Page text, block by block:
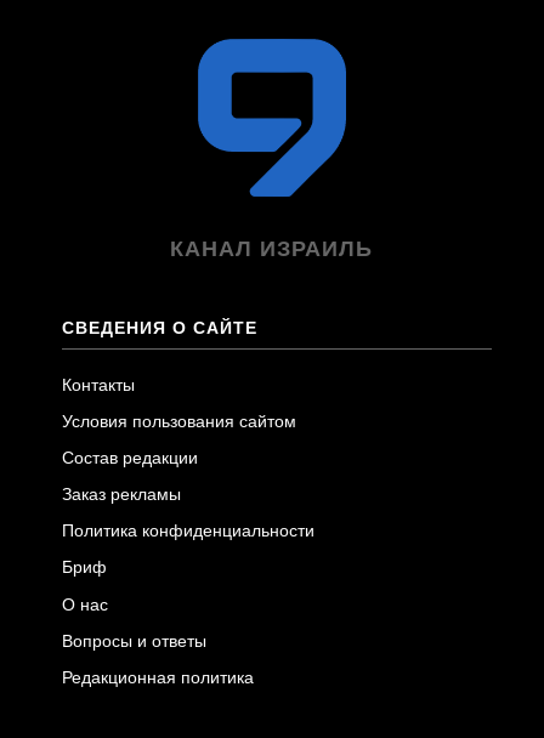
КАНАЛ ИЗРАИЛЬ
СВЕДЕНИЯ О САЙТЕ
Контакты
Условия пользования сайтом
Состав редакции
Заказ рекламы
Политика конфиденциальности
Бриф
О нас
Вопросы и ответы
Редакционная политика